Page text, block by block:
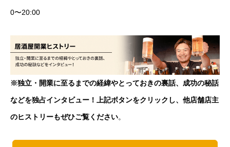
0〜20:00
※独立・開業に至るまでの経緯やとっておきの裏話、成功の秘話
などを独占インタビュー！上記ボタンをクリックし、他店舗店主
のヒストリーもぜひご覧ください。